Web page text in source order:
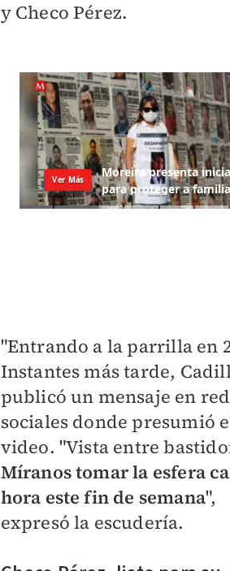
y Checo Pérez.
"Entrando a la parrilla en
Instantes más tarde,
publicó un mensaje en
sociales donde presumió
video. "Vista entre
Míranos tomar la esfera
hora este fin de semana",
expresó la escudería.